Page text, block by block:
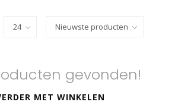
gevonden!
MET WINKELEN